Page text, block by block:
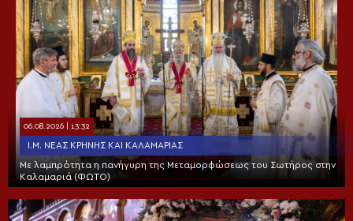
06.08.2026 | 13:32
Ι.Μ. ΝΈΑΣ ΚΡΉΝΗΣ ΚΑΙ ΚΑΛΑΜΑΡΙΆΣ
Με λαμπρότητα η πανήγυρη της Μεταμορφώσεως του Σωτήρος στην
Καλαμαριά (ΦΩΤΟ)